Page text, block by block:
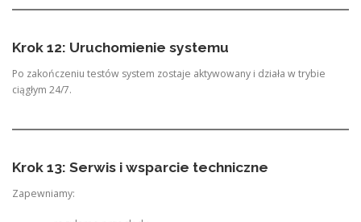
Krok 12: Uruchomienie systemu
Po zakończeniu testów system zostaje aktywowany i działa w trybie
ciągłym 24/7.
Krok 13: Serwis i wsparcie techniczne
Zapewniamy: